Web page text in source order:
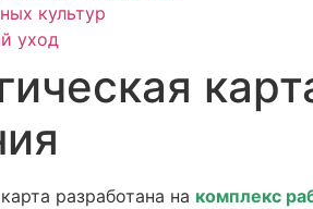
культур
уход
разработана на комплекс